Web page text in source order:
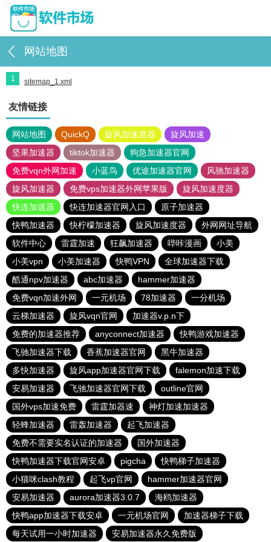
网站地图
1 sitemap_1.xml
友情链接
网站地图 QuickQ 旋风加速度器
旋风加速
坚果加速器
tiktok加速器
狗急加速器官网
免费vqn外网加速
小蓝鸟 优途加速器官网
风驰加速器
旋风加速器
免费vps加速器外网苹果版
旋风加速度器
快连加速器
快连加速器官网入口
原子加速器
快鸭加速器
快柠檬加速器 旋风加速度器
外网网址导航
软件中心
雷霆加速 狂飙加速器 哔咔漫画
小美
小美vpn
小美加速器 快鸭VPN
全球加速器下载
酷通npv加速器
abc加速器
hammer加速器
免费vqn加速外网
一元机场 78加速器
一分机场
云梯加速器
旋风vqn官网
加速器v.p.n下
免费的加速器推荐
anyconnect加速器
快鸭游戏加速器
飞驰加速器下载
香蕉加速器官网
黑牛加速器
多快加速器
旋风app加速器官网下载
falemon加速下载
安易加速器
飞驰加速器官网下载
outline官网
国外vps加速免费
雷霆加器速
神灯加速加速器
轻蜂加速器
雷轰加速器
起飞加速器
免费不需要实名认证的加速器
国外加速器
快鸭加速器下载官网安卓
pigcha
快鸭梯子加速器
小猫咪clash教程
起飞vp官网
hammer加速器官网
安易加速器
aurora加速器3.0.7
海鸥加速器
快鸭app加速器下载安卓
一元机场官网
加速器梯子下载
每天试用一小时加速器
安易加速器永久免费版